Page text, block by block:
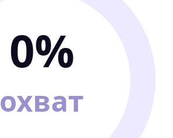
0%
охват